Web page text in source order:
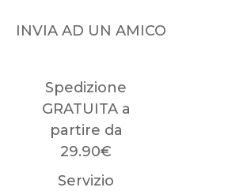
INVIA AD UN AMICO
Spedizione
GRATUITA a
partire da
29.90€
Servizio